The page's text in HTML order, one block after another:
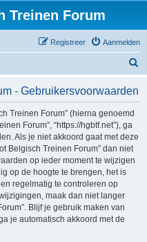
Treinen Forum
Aanmelden
Registreer
- Gebruikersvoorwaarden
Treinen Forum” (hierna genoemd
Forum”, “https://hgbtf.net”), ga
Als je niet akkoord gaat met deze
Belgisch Treinen Forum” dan niet
op ieder moment te wijzigen
op de hoogte te brengen, het is
regelmatig te controleren op
maak dan niet langer
Blijf je gebruik maken van
je automatisch akkoord met de